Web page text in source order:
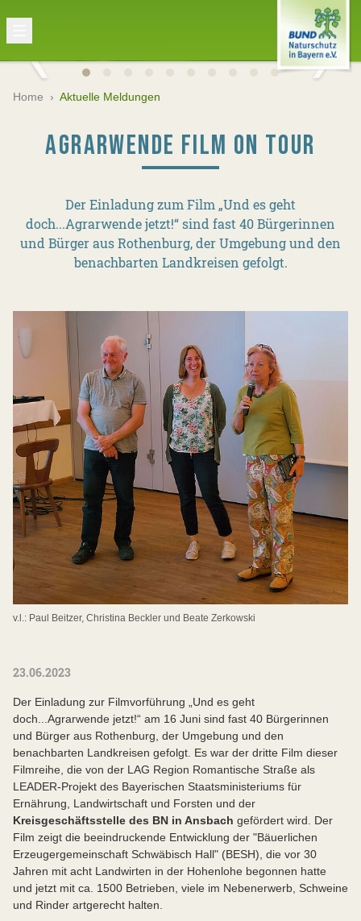
Home › Aktuelle Meldungen
AGRARWENDE FILM ON TOUR
Der Einladung zum Film „Und es geht
doch...Agrarwende jetzt!“ sind fast 40 Bürgerinnen
und Bürger aus Rothenburg, der Umgebung und den
benachbarten Landkreisen gefolgt.
v.l.: Paul Beitzer, Christina Beckler und Beate Zerkowski
23.06.2023
Der Einladung zur Filmvorführung „Und es geht
doch...Agrarwende jetzt!“ am 16 Juni sind fast 40 Bürgerinnen
und Bürger aus Rothenburg, der Umgebung und den
benachbarten Landkreisen gefolgt. Es war der dritte Film dieser
Filmreihe, die von der LAG Region Romantische Straße als
LEADER-Projekt des Bayerischen Staatsministeriums für
Ernährung, Landwirtschaft und Forsten und der
Kreisgeschäftsstelle des BN in Ansbach gefördert wird. Der
Film zeigt die beeindruckende Entwicklung der "Bäuerlichen
Erzeugergemeinschaft Schwäbisch Hall" (BESH), die vor 30
Jahren mit acht Landwirten in der Hohenlohe begonnen hatte
und jetzt mit ca. 1500 Betrieben, viele im Nebenerwerb, Schweine
und Rinder artgerecht halten.